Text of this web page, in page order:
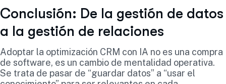
Conclusión: De la gestión de datos
a la gestión de relaciones
Adoptar la optimización CRM con IA no es una compra
de software, es un cambio de mentalidad operativa.
Se trata de pasar de “guardar datos” a “usar el